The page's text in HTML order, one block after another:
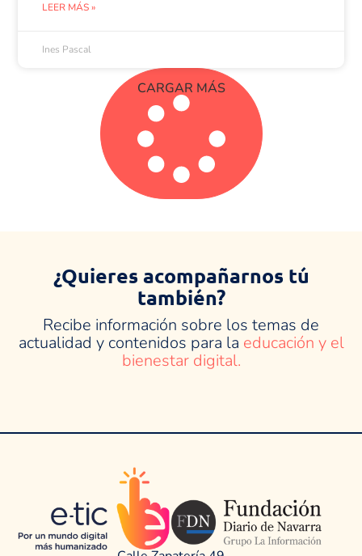
LEER MÁS »
Ines Pascal
CARGAR MÁS
¿Quieres acompañarnos tú
también?
Recibe información sobre los temas de
actualidad y contenidos para la educación y el
bienestar digital.